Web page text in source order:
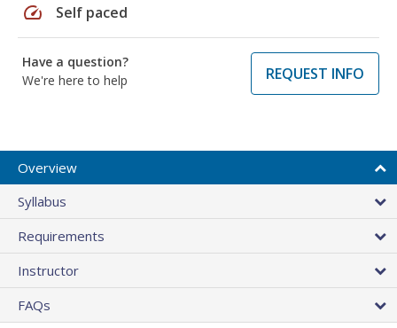
speed Self paced
Have a question?
We're here to help
REQUEST INFO
Overview
Syllabus
Requirements
Instructor
FAQs